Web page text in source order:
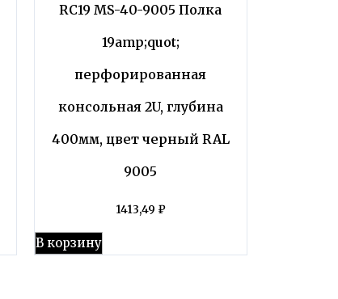
RC19 MS-40-9005 Полка
19amp;quot;
перфорированная
консольная 2U, глубина
400мм, цвет черный RAL
9005
1413,49 ₽
В корзину